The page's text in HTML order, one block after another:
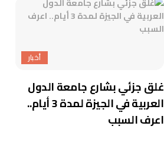
أخبار
غلق جزئي بشارع جامعة الدول
العربية في الجيزة لمدة 3 أيام..
اعرف السبب